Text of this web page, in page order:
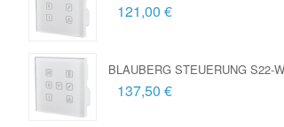
121,00 €
BLAUBERG STEUERUNG S22-
137,50 €